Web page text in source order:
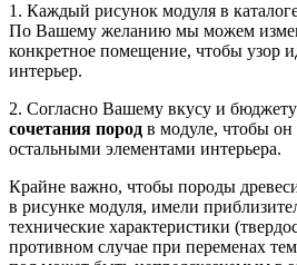
1. Каждый рисунок модуля в
По Вашему желанию мы можем
конкретное помещение, чтобы узор
интерьер.
2. Согласно Вашему вкусу и
сочетания пород в модуле, чтобы он
остальными элементами интерьера.
Крайне важно, чтобы породы
в рисунке модуля, имели
технические характеристики
противном случае при переменах